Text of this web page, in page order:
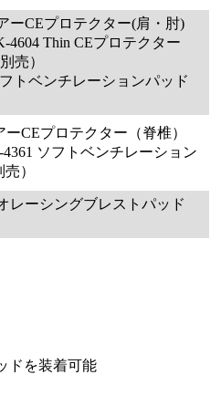
ーCEプロテクター(肩・肘)
4604 Thin CEプロテクター
売）
トベンチレーションパッド
ーCEプロテクター（脊椎）
ソフトベンチレーション
）
レーシングブレストパッド
ドを装着可能